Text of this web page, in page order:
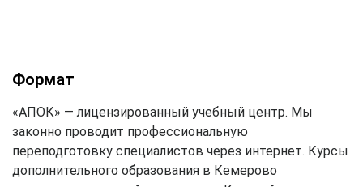
Формат
«АПОК» — лицензированный учебный центр. Мы
законно проводит профессиональную
переподготовку специалистов через интернет. Курсы
дополнительного образования в Кемерово